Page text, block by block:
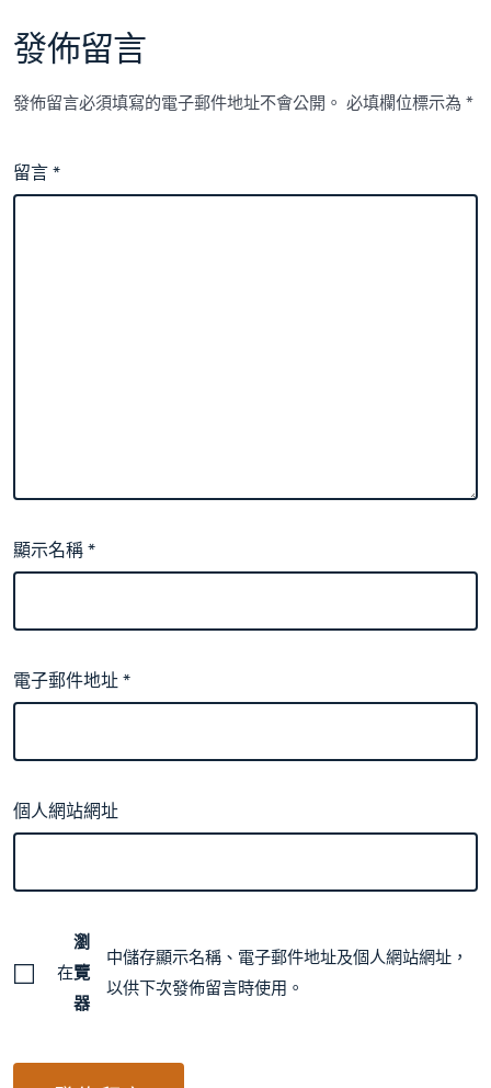
發佈留言
發佈留言必須填寫的電子郵件地址不會公開。 必填欄位標示為*
留言*
顯示名稱*
電子郵件地址*
個人網站網址
在
瀏
覽
器
中儲存顯示名稱、電子郵件地址及個人網站網址，
以供下次發佈留言時使用。